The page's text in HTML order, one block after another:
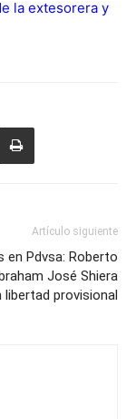
la extesorera y
Artículo siguiente
en Pdvsa: Roberto
José Shiera
libertad provisional